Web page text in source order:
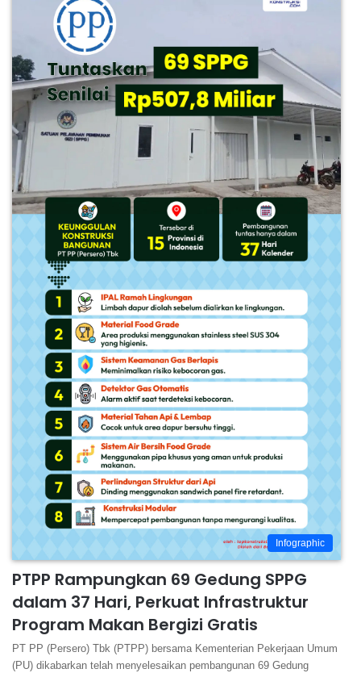
Infographic
PTPP Rampungkan 69 Gedung SPPG
dalam 37 Hari, Perkuat Infrastruktur
Program Makan Bergizi Gratis
PT PP (Persero) Tbk (PTPP) bersama Kementerian Pekerjaan Umum
(PU) dikabarkan telah menyelesaikan pembangunan 69 Gedung